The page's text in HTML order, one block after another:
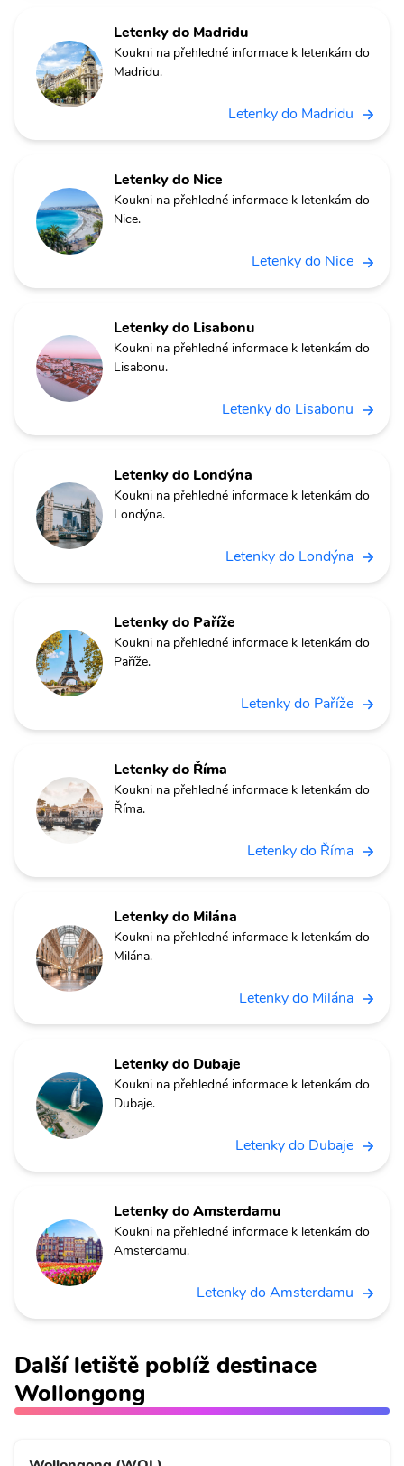
Letenky do Madridu
Koukni na přehledné informace k letenkám do
Madridu.
Letenky do Madridu
Letenky do Nice
Koukni na přehledné informace k letenkám do
Nice.
Letenky do Nice
Letenky do Lisabonu
Koukni na přehledné informace k letenkám do
Lisabonu.
Letenky do Lisabonu
Letenky do Londýna
Koukni na přehledné informace k letenkám do
Londýna.
Letenky do Londýna
Letenky do Paříže
Koukni na přehledné informace k letenkám do
Paříže.
Letenky do Paříže
Letenky do Říma
Koukni na přehledné informace k letenkám do
Říma.
Letenky do Říma
Letenky do Milána
Koukni na přehledné informace k letenkám do
Milána.
Letenky do Milána
Letenky do Dubaje
Koukni na přehledné informace k letenkám do
Dubaje.
Letenky do Dubaje
Letenky do Amsterdamu
Koukni na přehledné informace k letenkám do
Amsterdamu.
Letenky do Amsterdamu
Další letiště poblíž destinace
Wollongong